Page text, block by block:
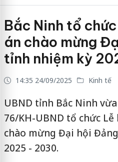
Bắc Ninh tổ
án chào mừng
tỉnh nhiệm kỳ
14:35 24/09/2025 Kinh tế
UBND tỉnh Bắc Ninh
76/KH-UBND tổ chức
chào mừng Đại hội
2025 - 2030.